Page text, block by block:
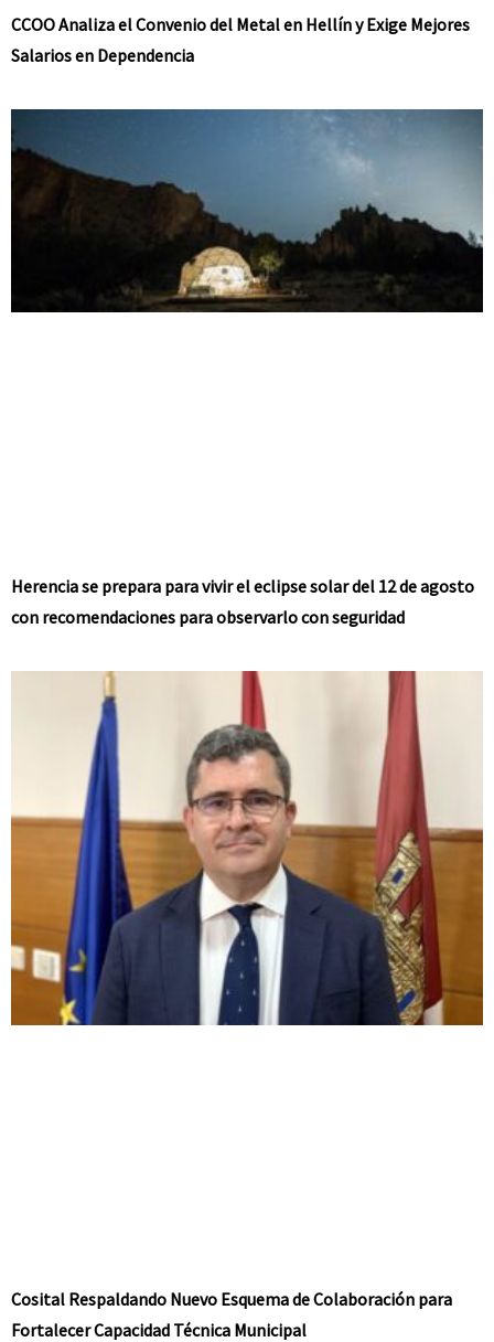
CCOO Analiza el Convenio del Metal en Hellín y Exige Mejores
Salarios en Dependencia
Herencia se prepara para vivir el eclipse solar del 12 de agosto
con recomendaciones para observarlo con seguridad
Cosital Respaldando Nuevo Esquema de Colaboración para
Fortalecer Capacidad Técnica Municipal